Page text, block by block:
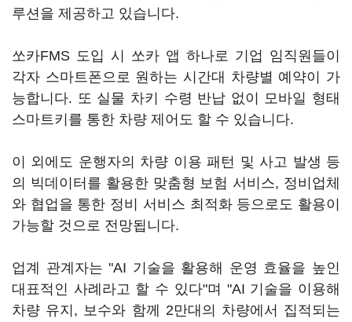
루션을 제공하고 있습니다.
쏘카FMS 도입 시 쏘카 앱 하나로 기업 임직원들이
각자 스마트폰으로 원하는 시간대 차량별 예약이 가
능합니다. 또 실물 차키 수령 반납 없이 모바일 형태
스마트키를 통한 차량 제어도 할 수 있습니다.
이 외에도 운행자의 차량 이용 패턴 및 사고 발생 등
의 빅데이터를 활용한 맞춤형 보험 서비스, 정비업체
와 협업을 통한 정비 서비스 최적화 등으로도 활용이
가능할 것으로 전망됩니다.
업계 관계자는 "AI 기술을 활용해 운영 효율을 높인
대표적인 사례라고 할 수 있다"며 "AI 기술을 이용해
차량 유지, 보수와 함께 2만대의 차량에서 집적되는